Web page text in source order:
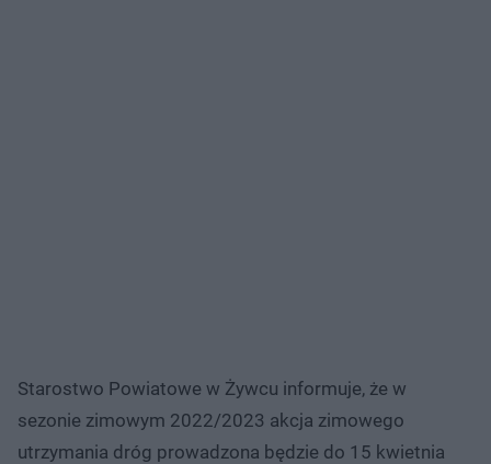
Starostwo Powiatowe w Żywcu informuje, że w
sezonie zimowym 2022/2023 akcja zimowego
utrzymania dróg prowadzona będzie do 15 kwietnia